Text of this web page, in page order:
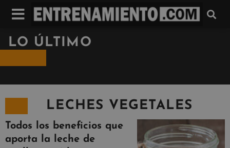
LO ÚLTIMO
LECHES VEGETALES
Todos los beneficios que
aporta la leche de